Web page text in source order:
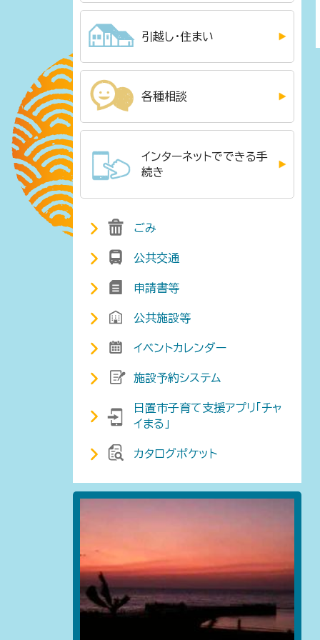
引越し・住まい
各種相談
インターネットでできる手
続き
ごみ
公共交通
申請書等
公共施設等
イベントカレンダー
施設予約システム
日置市子育て支援アプリ「チャ
イまる」
カタログポケット